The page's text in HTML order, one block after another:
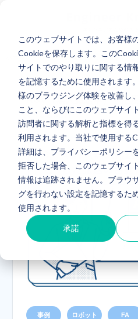
このウェブサイトでは、お客様
Cookieを保存します。この
サイトでのやり取りに関する情
を記憶するために使用されます
様のブラウジング体験を改善し
こと、ならびにこのウェブサイ
訪問者に関する解析と指標を得
利用されます。当社で使用する
詳細は、プライバシーポリシー
拒否した場合、このウェブサイ
情報は追跡されません。ブラウ
グを行わない設定を記憶するた
使用されます。
承諾
ホーム> AGV（無人搬送車）を活用した搬送
AGV（無人搬送車）を活
いてご紹介！
事例 ロボット FA